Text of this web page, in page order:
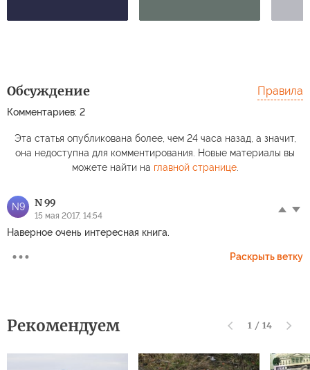
Обсуждение
Комментариев: 2
Правила
Эта статья опубликована более, чем 24 часа назад, а значит,
она недоступна для комментирования. Новые материалы вы
можете найти на главной странице.
N9 N 99
15 мая 2017, 14:54
Наверное очень интересная книга.
Раскрыть ветку
Рекомендуем 1 / 14